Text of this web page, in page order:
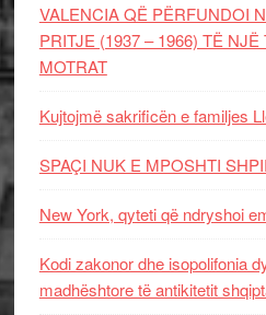
VALENCIA QË PËRFUNDOI
PRITJE (1937 – 1966) TË
MOTRAT
Kujtojmë sakrificën e familjes
SPAÇI NUK E MPOSHTI
New York, qyteti që ndryshoi
Kodi zakonor dhe isopolifonia
madhështore të antikitetit